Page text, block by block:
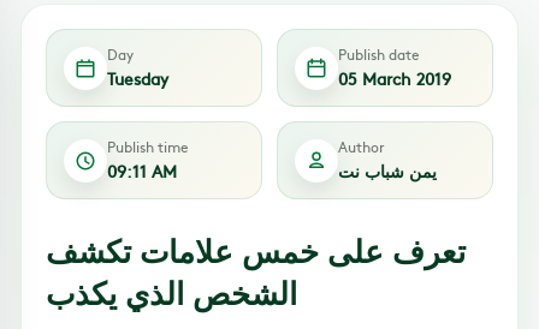
Day
Tuesday
Publish date
05 March 2019
Publish time
09:11 AM
Author
يمن شباب نت
تعرف على خمس علامات تكشف
الشخص الذي يكذب